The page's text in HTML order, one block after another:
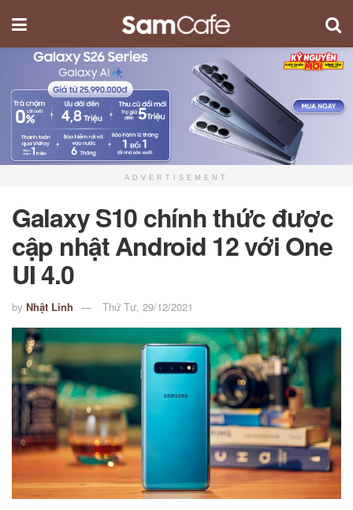
ADVERTISEMENT
Galaxy S10 chính thức được
cập nhật Android 12 với One
UI 4.0
by Nhật Linh Thứ Tư, 29/12/2021